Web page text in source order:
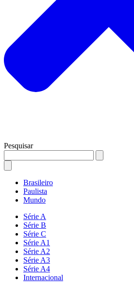
Pesquisar
Brasileiro
Paulista
Mundo
Série A
Série B
Série C
Série A1
Série A2
Série A3
Série A4
Internacional